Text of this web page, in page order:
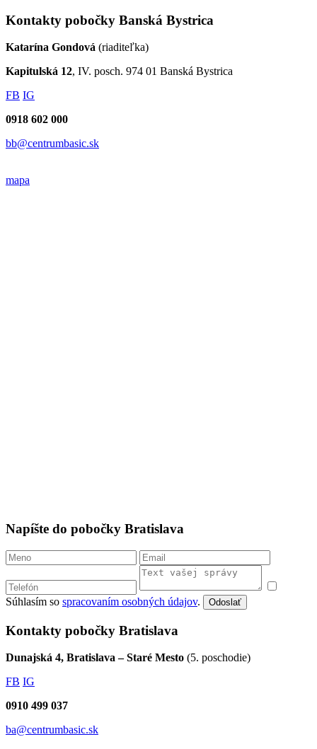
Kontakty pobočky Banská Bystrica
Katarína Gondová (riaditeľka)
Kapitulská 12, IV. posch. 974 01 Banská Bystrica
FB IG
0918 602 000
bb@centrumbasic.sk
mapa
Napíšte do pobočky Bratislava
Súhlasím so spracovaním osobných údajov. Odoslať
Kontakty pobočky Bratislava
Dunajská 4, Bratislava – Staré Mesto (5. poschodie)
FB IG
0910 499 037
ba@centrumbasic.sk